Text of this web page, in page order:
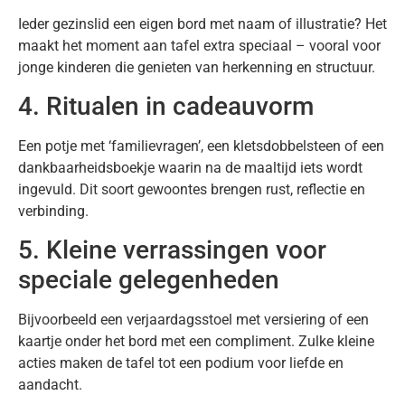
Ieder gezinslid een eigen bord met naam of illustratie? Het
maakt het moment aan tafel extra speciaal – vooral voor
jonge kinderen die genieten van herkenning en structuur.
4. Ritualen in cadeauvorm
Een potje met ‘familievragen’, een kletsdobbelsteen of een
dankbaarheidsboekje waarin na de maaltijd iets wordt
ingevuld. Dit soort gewoontes brengen rust, reflectie en
verbinding.
5. Kleine verrassingen voor
speciale gelegenheden
Bijvoorbeeld een verjaardagsstoel met versiering of een
kaartje onder het bord met een compliment. Zulke kleine
acties maken de tafel tot een podium voor liefde en
aandacht.